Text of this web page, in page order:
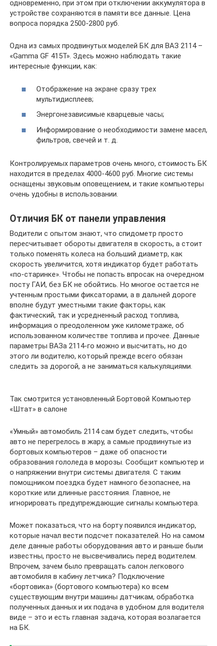
одновременно, при этом при отключении аккумулятора в
устройстве сохраняются в памяти все данные. Цена
вопроса порядка 2500-2800 руб.
Одна из самых продвинутых моделей БК для ВАЗ 2114 –
«Gamma GF 415T». Здесь можно наблюдать такие
интересные функции, как:
Отображение на экране сразу трех
мультидисплеев;
Энергонезависимые кварцевые часы;
Информирование о необходимости замене масел,
фильтров, свечей и т. д.
Контролируемых параметров очень много, стоимость БК
находится в пределах 4000-4600 руб. Многие системы
оснащены звуковым оповещением, и такие компьютеры
очень удобны в использовании.
Отличия БК от панели управления
Водители с опытом знают, что спидометр просто
пересчитывает обороты двигателя в скорость, а стоит
только поменять колеса на больший диаметр, как
скорость увеличится, хотя индикатор будет работать
«по-старинке». Чтобы не попасть впросак на очередном
посту ГАИ, без БК не обойтись. Но многое остается не
учтенным простыми фиксаторами, а в дальней дороге
вполне будут уместными такие факторы, как
фактический, так и усредненный расход топлива,
информация о преодоленном уже километраже, об
использованном количестве топлива и прочее. Данные
параметры ВАЗа 2114-го можно и высчитать, но до
этого ли водителю, который прежде всего обязан
следить за дорогой, а не заниматься калькуляциями.
Так смотрится установленный Бортовой Компьютер
«Штат» в салоне
«Умный» автомобиль 2114 сам будет следить, чтобы
авто не перегрелось в жару, а самые продвинутые из
бортовых компьютеров – даже об опасности
образования гололеда в морозы. Сообщит компьютер и
о напряжении внутри системы двигателя. С таким
помощником поездка будет намного безопаснее, на
короткие или длинные расстояния. Главное, не
игнорировать предупреждающие сигналы компьютера.
Может показаться, что на борту появился индикатор,
которые начал вести подсчет показателей. Но на самом
деле данные работы оборудования авто и раньше были
известны, просто не высвечивались перед водителем.
Впрочем, зачем было превращать салон легкового
автомобиля в кабину летчика? Подключение
«бортовика» (бортового компьютера) ко всем
существующим внутри машины датчикам, обработка
полученных данных и их подача в удобном для водителя
виде – это и есть главная задача, которая возлагается
на БК.